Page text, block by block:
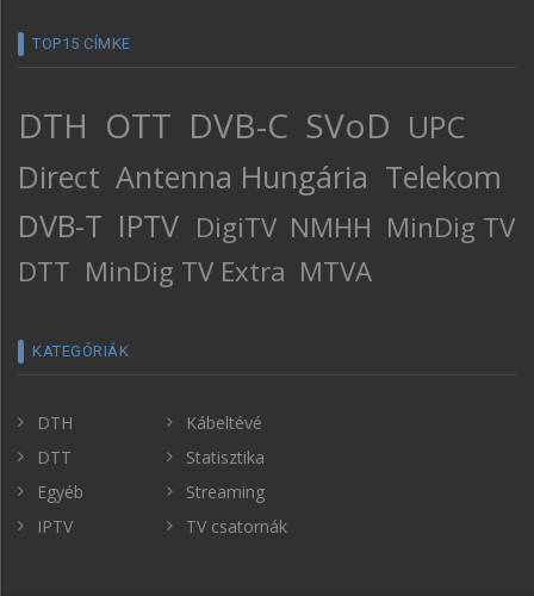
TOP15 CÍMKE
DTH OTT DVB-C SVoD UPC
Direct Antenna Hungária Telekom
DVB-T IPTV DigiTV NMHH MinDig TV
DTT MinDig TV Extra MTVA
KATEGÓRIÁK
DTH
DTT
Egyéb
IPTV
Kábeltévé
Statisztika
Streaming
TV csatornák